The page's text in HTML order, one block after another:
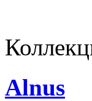
Alnus